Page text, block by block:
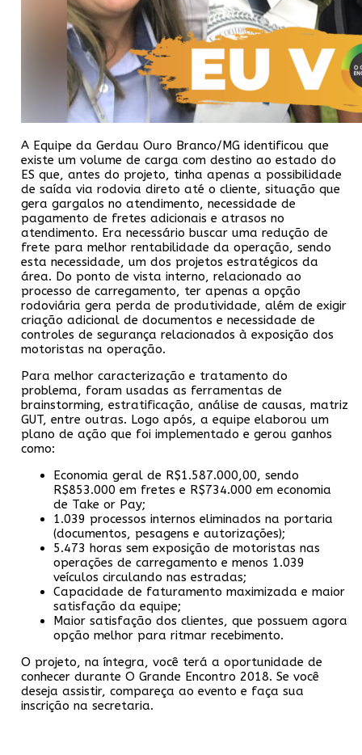
A Equipe da Gerdau Ouro Branco/MG identificou que
existe um volume de carga com destino ao estado do
ES que, antes do projeto, tinha apenas a possibilidade
de saída via rodovia direto até o cliente, situação que
gera gargalos no atendimento, necessidade de
pagamento de fretes adicionais e atrasos no
atendimento. Era necessário buscar uma redução de
frete para melhor rentabilidade da operação, sendo
esta necessidade, um dos projetos estratégicos da
área. Do ponto de vista interno, relacionado ao
processo de carregamento, ter apenas a opção
rodoviária gera perda de produtividade, além de exigir
criação adicional de documentos e necessidade de
controles de segurança relacionados à exposição dos
motoristas na operação.
Para melhor caracterização e tratamento do
problema, foram usadas as ferramentas de
brainstorming, estratificação, análise de causas, matriz
GUT, entre outras. Logo após, a equipe elaborou um
plano de ação que foi implementado e gerou ganhos
como:
Economia geral de R$1.587.000,00, sendo
R$853.000 em fretes e R$734.000 em economia
de Take or Pay;
1.039 processos internos eliminados na portaria
(documentos, pesagens e autorizações);
5.473 horas sem exposição de motoristas nas
operações de carregamento e menos 1.039
veículos circulando nas estradas;
Capacidade de faturamento maximizada e maior
satisfação da equipe;
Maior satisfação dos clientes, que possuem agora
opção melhor para ritmar recebimento.
O projeto, na íntegra, você terá a oportunidade de
conhecer durante O Grande Encontro 2018. Se você
deseja assistir, compareça ao evento e faça sua
inscrição na secretaria.